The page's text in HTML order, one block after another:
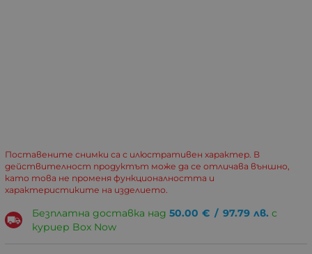
Поставените снимки са с илюстративен характер. В
действителност продуктът може да се отличава външно,
като това не променя функционалността и
характеристиките на изделието.
Безплатна доставка над 50.00 € / 97.79 лв. с
куриер Box Now